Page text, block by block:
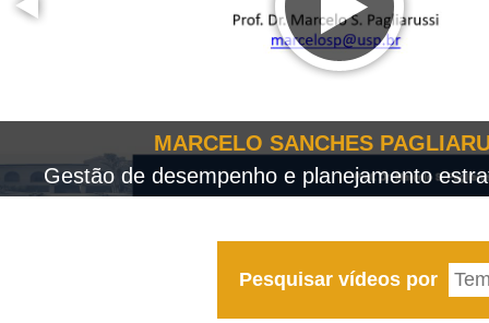
MARCELO SANCHES
Gestão de desempenho e planejamento
Pesquisar vídeos por